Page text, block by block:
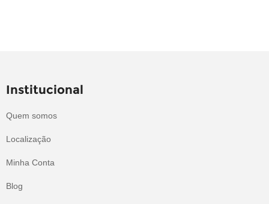
Institucional
Quem somos
Localização
Minha Conta
Blog